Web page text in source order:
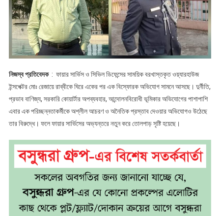
নিজস্ব প্রতিবেদক: ফায়ার সার্ভিস ও সিভিল ডিফেন্সের সাময়িক বরখাস্তকৃত ওয়্যারহাউজ
ইন্সপেক্টর মোঃ রেজায়ে রাব্বীকে ঘিরে একের পর এক বিস্ফোরক অভিযোগ সামনে আসছে। দুর্নীতি,
প্রভাব বাণিজ্য, সরকারি কোয়ার্টার অপব্যবহার, আন্দোলনবিরোধী ভূমিকার অভিযোগের পাশাপাশি
এবার এক পরিচ্ছন্নতাকর্মীকে অশ্লীল আচরণ ও অনৈতিক প্রস্তাব দেওয়ার অভিযোগও উঠেছে
তার বিরুদ্ধে। ফলে ফায়ার সার্ভিসের অভ্যন্তরে নতুন করে তোলপাড় সৃষ্টি হয়েছে।